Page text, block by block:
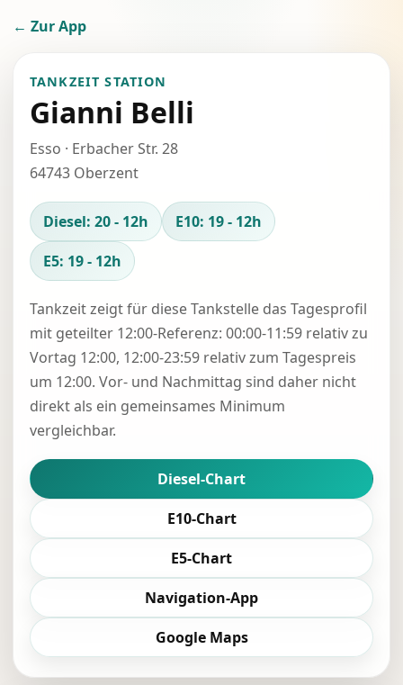
← Zur App
TANKZEIT STATION
Gianni Belli
Esso · Erbacher Str. 28
64743 Oberzent
Diesel: 20 - 12h
E10: 19 - 12h
E5: 19 - 12h
Tankzeit zeigt für diese Tankstelle das Tagesprofil
mit geteilter 12:00-Referenz: 00:00-11:59 relativ zu
Vortag 12:00, 12:00-23:59 relativ zum Tagespreis
um 12:00. Vor- und Nachmittag sind daher nicht
direkt als ein gemeinsames Minimum
vergleichbar.
Diesel-Chart
E10-Chart
E5-Chart
Navigation-App
Google Maps